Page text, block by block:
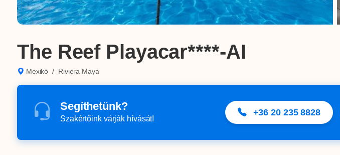
The Reef Playacar****-AI
Mexikó / Riviera Maya
Segíthetünk?
Szakértőink várják hívását!
+36 20 235 8828